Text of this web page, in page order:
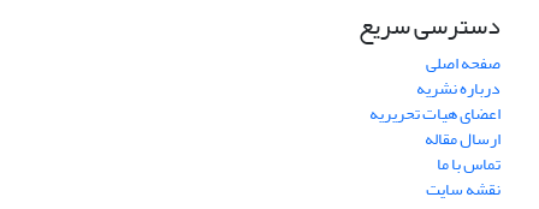
دسترسی سریع
صفحه اصلی
درباره نشریه
اعضای هیات تحریریه
ارسال مقاله
تماس با ما
نقشه سایت